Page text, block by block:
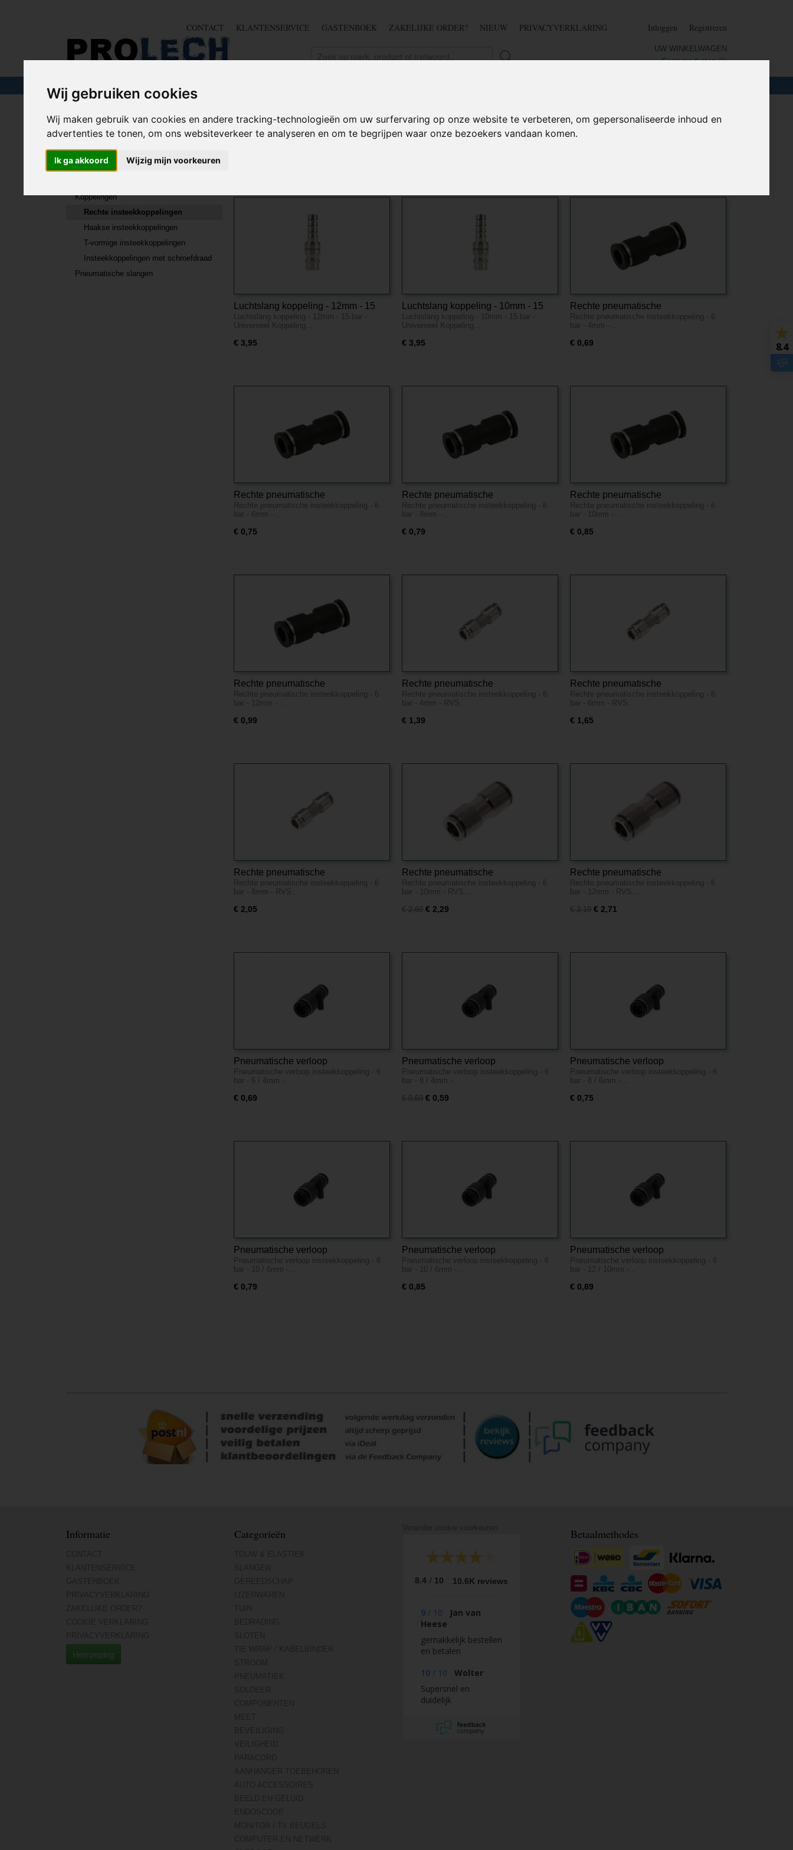
Wij gebruiken cookies
Wij maken gebruik van cookies en andere tracking-technologieën om uw surfervaring op onze website te verbeteren, om gepersonaliseerde inhoud en
advertenties te tonen, om ons websiteverkeer te analyseren en om te begrijpen waar onze bezoekers vandaan komen.
Ik ga akkoord Wijzig mijn voorkeuren
CONTACT KLANTENSERVICE GASTENBOEK ZAKELIJKE ORDER? NIEUW PRIVACYVERKLARING Inloggen Registreren
UW WINKELWAGEN
Geen producten(0)
TOUW & ELASTIEK SLANGEN
Home> PNEUMATIEK >Koppelingen >Rechte insteekkoppelingen
PNEUMATIEK
Koppelingen
Rechte insteekkoppelingen
Haakse insteekkoppelingen
T-vormige insteekkoppelingen
Insteekkoppelingen met schroefdraad
Pneumatische slangen
Luchtslang koppeling - 12mm - 15
bar - Universeel
Luchtslang koppeling - 12mm - 15 bar -
Universeel Koppeling…
€ 3,95
Luchtslang koppeling - 10mm - 15
bar - Universeel
Luchtslang koppeling - 10mm - 15 bar -
Universeel Koppeling…
€ 3,95
Rechte pneumatische
insteekkoppeling - 6 bar - 4mm -
Kunststof
Rechte pneumatische insteekkoppeling - 6
bar - 4mm -…
€ 0,69
Rechte pneumatische
insteekkoppeling - 6 bar - 6mm -
Kunststof
Rechte pneumatische insteekkoppeling - 6
bar - 6mm -…
€ 0,75
Rechte pneumatische
insteekkoppeling - 6 bar - 8mm -
Kunststof
Rechte pneumatische insteekkoppeling - 6
bar - 8mm -…
€ 0,79
Rechte pneumatische
insteekkoppeling - 6 bar - 10mm -
Kunststof
Rechte pneumatische insteekkoppeling - 6
bar - 10mm -…
€ 0,85
Rechte pneumatische
insteekkoppeling - 6 bar - 12mm -
Kunststof
Rechte pneumatische insteekkoppeling - 6
bar - 12mm -…
€ 0,99
Rechte pneumatische
insteekkoppeling - 6 bar - 4mm - RVS
Rechte pneumatische insteekkoppeling - 6
bar - 4mm - RVS…
€ 1,39
Rechte pneumatische
insteekkoppeling - 6 bar - 6mm - RVS
Rechte pneumatische insteekkoppeling - 6
bar - 6mm - RVS…
€ 1,65
Rechte pneumatische
insteekkoppeling - 6 bar - 8mm - RVS
Rechte pneumatische insteekkoppeling - 6
bar - 8mm - RVS…
€ 2,05
Rechte pneumatische
insteekkoppeling - 6 bar - 10mm -
RVS
Rechte pneumatische insteekkoppeling - 6
bar - 10mm - RVS…
€ 2,69 € 2,29
Rechte pneumatische
insteekkoppeling - 6 bar - 12mm -
RVS
Rechte pneumatische insteekkoppeling - 6
bar - 12mm - RVS…
€ 3,19 € 2,71
Pneumatische verloop
insteekkoppeling - 6 bar - 6 / 4mm -
Kunststof
Pneumatische verloop insteekkoppeling - 6
bar - 6 / 4mm -…
€ 0,69
Pneumatische verloop
insteekkoppeling - 6 bar - 8 / 4mm -
Kunststof
Pneumatische verloop insteekkoppeling - 6
bar - 8 / 4mm -…
€ 0,69 € 0,59
Pneumatische verloop
insteekkoppeling - 6 bar - 8 / 6mm -
Kunststof
Pneumatische verloop insteekkoppeling - 6
bar - 8 / 6mm -…
€ 0,75
Pneumatische verloop
insteekkoppeling - 6 bar - 10 / 6mm -
Kunststof
Pneumatische verloop insteekkoppeling - 6
bar - 10 / 6mm -…
€ 0,79
Pneumatische verloop
insteekkoppeling - 6 bar - 10 / 8mm -
Kunststof
Pneumatische verloop insteekkoppeling - 6
bar - 10 / 6mm -…
€ 0,85
Pneumatische verloop
insteekkoppeling - 6 bar - 12 / 10mm
- Kunststof
Pneumatische verloop insteekkoppeling - 6
bar - 12 / 10mm -…
€ 0,89
8.4
Informatie
Herroeping
Categorieën
8.4 / 10 10.6K reviews
9 / 10
Jan van
Heese
gemakkelijk bestellen
en betalen
10 / 10
Wolter
Supersnel en
duidelijk
Betaalmethodes